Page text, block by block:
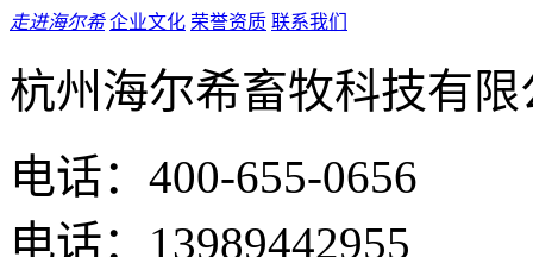
走进海尔希 企业文化 荣誉资质 联系我们
杭州海尔希畜牧科技有限
电话：400-655-0656
电话：13989442955